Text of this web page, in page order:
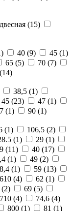
(15)
) 40 (9) 45 (1)
65 (5) 70 (7)
14)
38,5 (1)
45 (23) 47 (1)
(1) 90 (1)
(1) 106,5 (2)
(1) 29 (1)
(11) 40 (17)
(1) 49 (2)
(1) 59 (13)
610 (4) 62 (1)
(2) 69 (5)
710 (4) 74,6 (4)
800 (1) 81 (1)